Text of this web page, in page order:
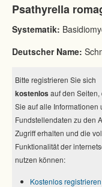
Psathyrella
Systematik:
Deutscher Name:
Bitte registrieren Sie sich
kostenlos auf den Seiten,
Sie auf alle Informationen
Fundstellendaten zu den
Zugriff erhalten und die
Funktionalität der
nutzen können:
Kostenlos registrieren